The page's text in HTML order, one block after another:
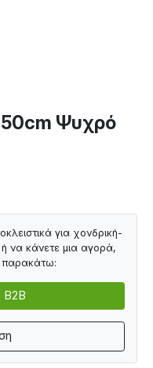
Ψυχρό
για χονδρική-
ή να κάνετε μια αγορά,
παρακάτω: